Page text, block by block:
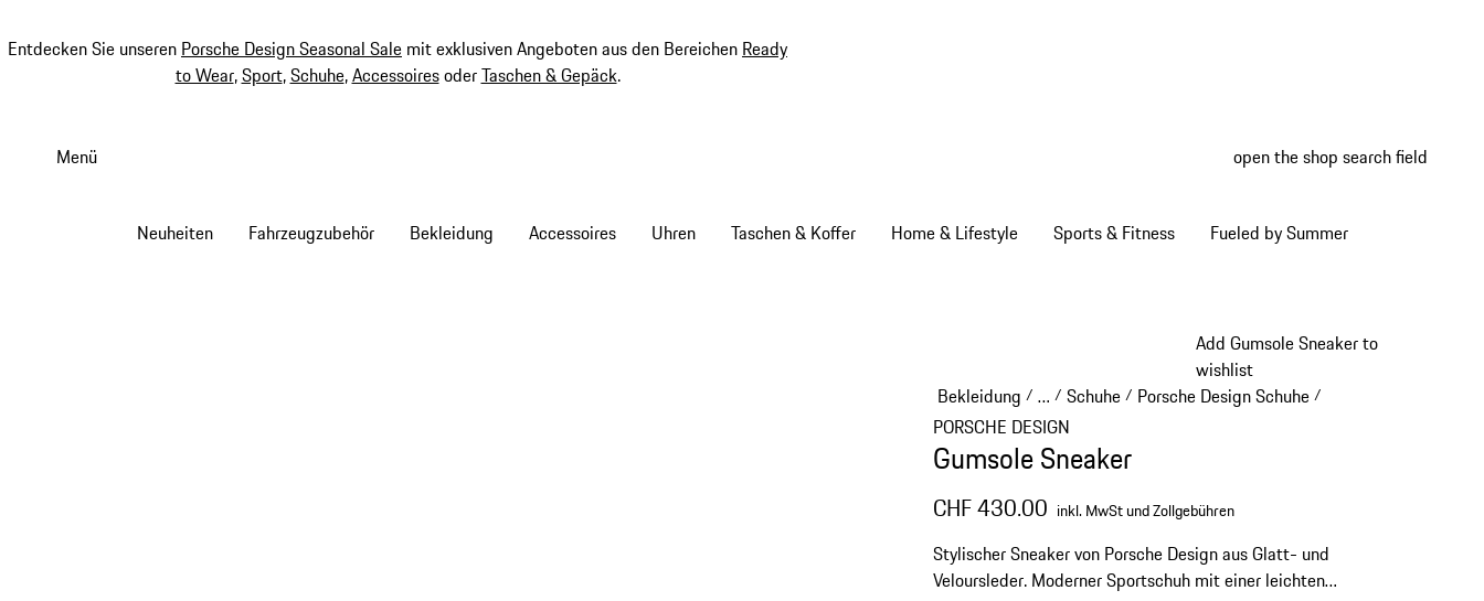
Entdecken Sie unseren Porsche Design Seasonal Sale mit exklusiven Angeboten aus den Bereichen Ready
to Wear,Sport,Schuhe,AccessoiresoderTaschen & Gepäck.
Hauptinhalt
Menü open the shop search field
Neuheiten Fahrzeugzubehör Bekleidung Accessoires Uhren Taschen & Koffer Home & Lifestyle Sports & Fitness Fueled by Summer
Add Gumsole Sneaker to
wishlist
Bekleidung / …
Reveal collapsed breadcrumb items
/ Schuhe/ Porsche Design Schuhe/
PORSCHE DESIGN
Gumsole Sneaker
CHF 430.00 inkl. MwSt und Zollgebühren
Stylischer Sneaker von Porsche Design aus Glatt- und
Veloursleder. Moderner Sportschuh mit einer leichten